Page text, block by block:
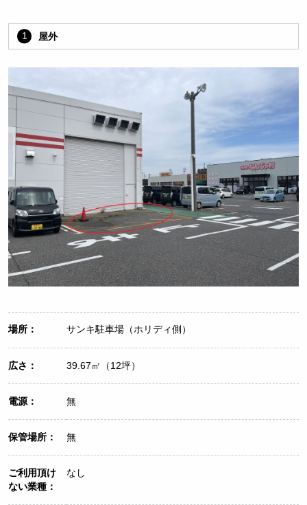
1 屋外
場所： サンキ駐車場（ホリディ側）
広さ： 39.67㎡（12坪）
電源： 無
保管場所： 無
ご利用頂け
ない業種：
なし